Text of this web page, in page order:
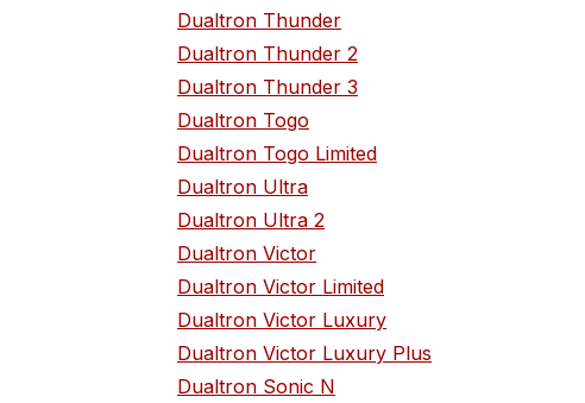
Dualtron Thunder
Dualtron Thunder 2
Dualtron Thunder 3
Dualtron Togo
Dualtron Togo Limited
Dualtron Ultra
Dualtron Ultra 2
Dualtron Victor
Dualtron Victor Limited
Dualtron Victor Luxury
Dualtron Victor Luxury Plus
Dualtron Sonic N